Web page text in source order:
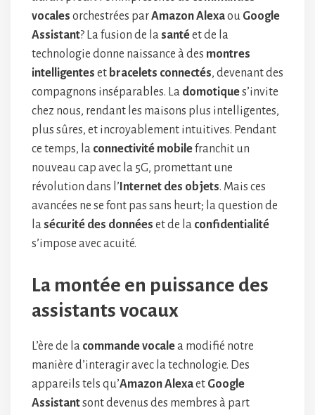
vocales orchestrées parAmazon Alexaou Google
Assistant? La fusion de lasantéet de la
technologie donne naissance à des montres
intelligentes et bracelets connectés, devenant des
compagnons inséparables. La domotiques’invite
chez nous, rendant les maisons plus intelligentes,
plus sûres, et incroyablement intuitives. Pendant
ce temps, la connectivité mobilefranchit un
nouveau cap avec la 5G, promettant une
révolution dans l’ Internet des objets. Mais ces
avancées ne se font pas sans heurt; la question de
lasécurité des données et de la confidentialité
s’impose avec acuité.
La montée en puissance des
assistants vocaux
L’ère de la commande vocalea modifié notre
manière d’interagir avec la technologie. Des
appareils tels qu’Amazon Alexaet Google
Assistantsont devenus des membres à part